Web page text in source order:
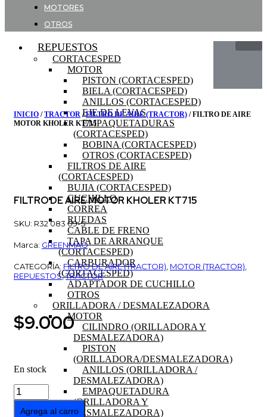
MOTORES
OTROS
REPUESTOS
CORTACESPED
MOTOR
PISTON (CORTACESPED)
BIELA (CORTACESPED)
ANILLOS (CORTACESPED)
EJE DE LEVAS
EMPAQUETADURAS
(CORTACESPED)
BOBINA (CORTACESPED)
OTROS (CORTACESPED)
FILTROS DE AIRE
(CORTACESPED)
BUJIA (CORTACESPED)
CUCHILLO
CORREA
RUEDAS
CABLE DE FRENO
TAPA DE ARRANQUE
(CORTACESPED)
CARBURADOR
(CORTACESPED)
ADAPTADOR DE CUCHILLO
OTROS
ORILLADORA / DESMALEZADORA
MOTOR
CILINDRO (ORILLADORA Y
DESMALEZADORA)
PISTON
(ORILLADORA/DESMALEZADORA)
ANILLOS (ORILLADORA /
DESMALEZADORA)
EMPAQUETADURA
(ORILLADORA Y
DESMALEZADORA)
INICIO /TRACTOR /FILTRO DE AIRE (TRACTOR) / FILTRO DE AIRE
MOTOR KHOLER KT715
FILTRO DE AIRE MOTOR KHOLER KT715
SKU: R32 083 09-S
Marca: GREENMAQ
CATEGORÍA: FILTRO DE AIRE (TRACTOR) MOTOR (TRACTOR)
REPUESTOS,TRACTOR
$9.000
En stock
FILTRO
DE
AIRE
Agrega al carro